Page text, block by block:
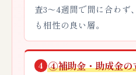
査3〜4週間で間に合わず
も相性の良い層。
4 ④補助金・助成金の